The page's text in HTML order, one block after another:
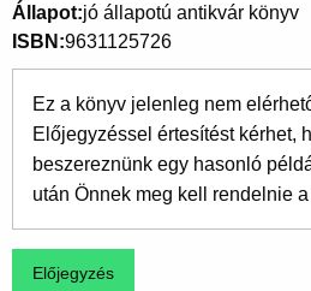
Állapot jó állapotú antikvár könyv
ISBN 9631125726
Ez a könyv jelenleg nem
Előjegyzéssel értesítést kérhet,
beszereznünk egy hasonló
után Önnek meg kell rendelnie